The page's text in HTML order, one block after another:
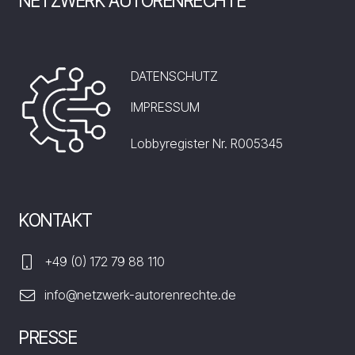
DATENSCHUTZ
IMPRESSUM
Lobbyregister Nr. R005345
KONTAKT
+49 (0) 172 79 88 110
info@netzwerk-autorenrechte.de
PRESSE